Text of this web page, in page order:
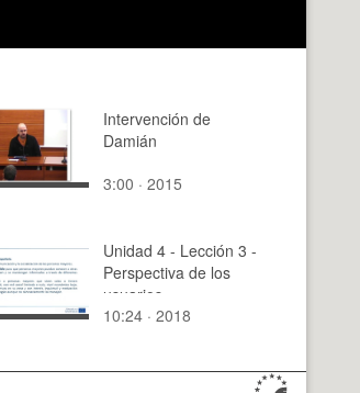
Intervención de
Damián
3:00 · 2015
Unidad 4 - Lección 3 -
Perspectiva de los
usuarios
10:24 · 2018